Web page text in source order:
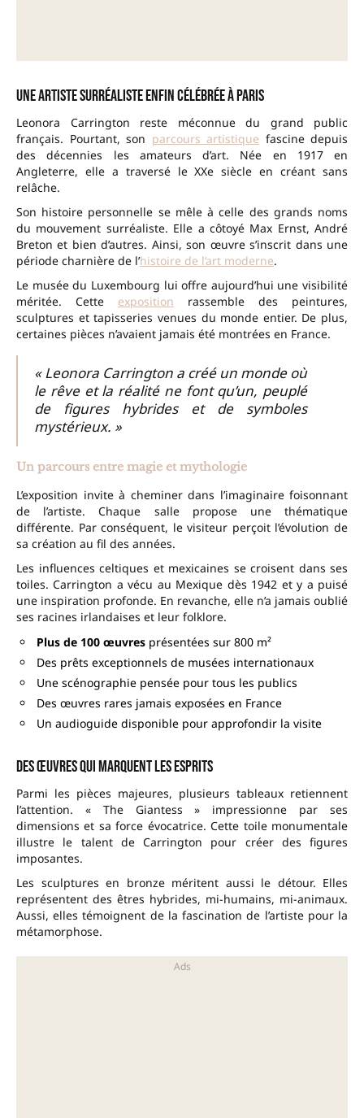
Une artiste surréaliste enfin célébrée à Paris
Leonora Carrington reste méconnue du grand public
français. Pourtant, son parcours artistique fascine depuis
des décennies les amateurs d’art. Née en 1917 en
Angleterre, elle a traversé le XXe siècle en créant sans
relâche.
Son histoire personnelle se mêle à celle des grands noms
du mouvement surréaliste. Elle a côtoyé Max Ernst, André
Breton et bien d’autres. Ainsi, son œuvre s’inscrit dans une
période charnière de l’histoire de l’art moderne.
Le musée du Luxembourg lui offre aujourd’hui une visibilité
méritée. Cette exposition rassemble des peintures,
sculptures et tapisseries venues du monde entier. De plus,
certaines pièces n’avaient jamais été montrées en France.
« Leonora Carrington a créé un monde où
le rêve et la réalité ne font qu’un, peuplé
de figures hybrides et de symboles
mystérieux. »
Un parcours entre magie et mythologie
L’exposition invite à cheminer dans l’imaginaire foisonnant
de l’artiste. Chaque salle propose une thématique
différente. Par conséquent, le visiteur perçoit l’évolution de
sa création au fil des années.
Les influences celtiques et mexicaines se croisent dans ses
toiles. Carrington a vécu au Mexique dès 1942 et y a puisé
une inspiration profonde. En revanche, elle n’a jamais oublié
ses racines irlandaises et leur folklore.
Plus de 100 œuvres présentées sur 800 m²
Des prêts exceptionnels de musées internationaux
Une scénographie pensée pour tous les publics
Des œuvres rares jamais exposées en France
Un audioguide disponible pour approfondir la visite
Des œuvres qui marquent les esprits
Parmi les pièces majeures, plusieurs tableaux retiennent
l’attention. « The Giantess » impressionne par ses
dimensions et sa force évocatrice. Cette toile monumentale
illustre le talent de Carrington pour créer des figures
imposantes.
Les sculptures en bronze méritent aussi le détour. Elles
représentent des êtres hybrides, mi-humains, mi-animaux.
Aussi, elles témoignent de la fascination de l’artiste pour la
métamorphose.